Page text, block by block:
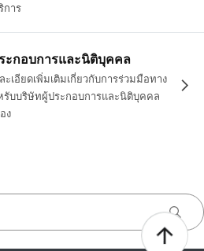
การ
ะกอบการและนิติบุคคล
เอียดเพิ่มเติมเกี่ยวกับการร่วมมือทาง
รับบริษัทผู้ประกอบการและนิติบุคคล
ง